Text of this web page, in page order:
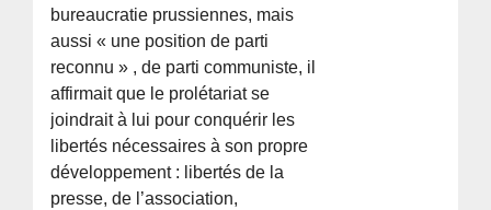
bureaucratie prussiennes, mais
aussi « une position de parti
reconnu » , de parti communiste, il
affirmait que le prolétariat se
joindrait à lui pour conquérir les
libertés nécessaires à son propre
développement : libertés de la
presse, de l’association,